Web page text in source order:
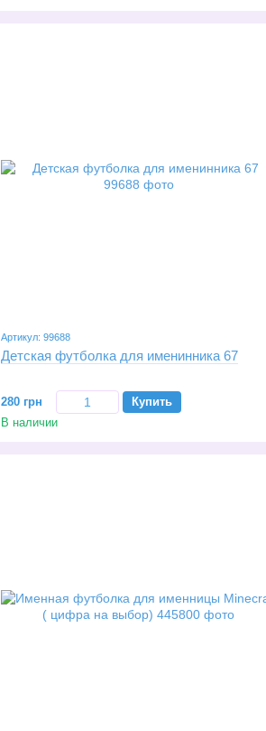
Артикул: 99688
Детская футболка для именинника 67
280 грн
Купить
В наличии